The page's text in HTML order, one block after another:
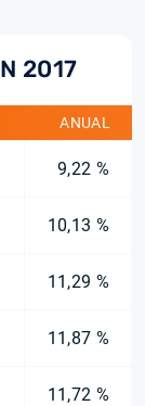
2017
ANUAL
9,22 %
10,13 %
11,29 %
11,87 %
11,72 %